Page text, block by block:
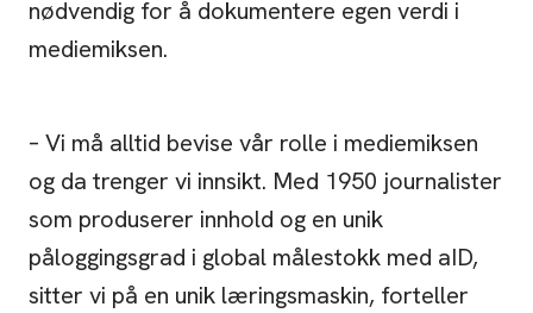
nødvendig for å dokumentere egen verdi i
mediemiksen.
– Vi må alltid bevise vår rolle i mediemiksen
og da trenger vi innsikt. Med 1950 journalister
som produserer innhold og en unik
påloggingsgrad i global målestokk med aID,
sitter vi på en unik læringsmaskin, forteller